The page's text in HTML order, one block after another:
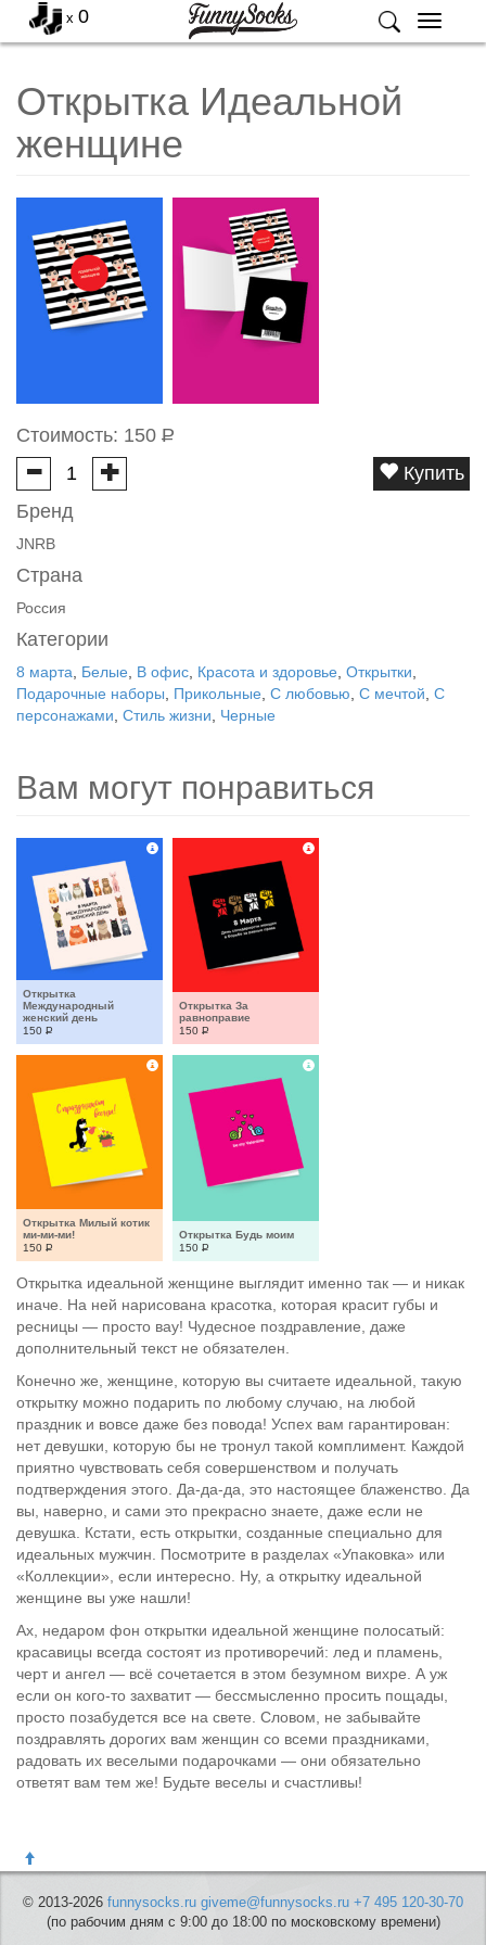
Меню
x 0
Открытка Идеальной
женщине
Стоимость: 150 Р
Купить
Бренд
JNRB
Страна
Россия
Категории
8 марта Белые В офис Красота и здоровье Открытки
Подарочные наборы
Прикольные С любовью С мечтой С
персонажами Стиль жизни Черные
Вам могут понравиться
Открытка
Международный
женский день
150 Р
Открытка За
равноправие
150 Р
Открытка Милый котик
ми-ми-ми!
150 Р
Открытка Будь моим
150 Р
Открытка идеальной женщине выглядит именно так — и никак
иначе. На ней нарисована красотка, которая красит губы и
ресницы — просто вау! Чудесное поздравление, даже
дополнительный текст не обязателен.
Конечно же, женщине, которую вы считаете идеальной, такую
открытку можно подарить по любому случаю, на любой
праздник и вовсе даже без повода! Успех вам гарантирован:
нет девушки, которую бы не тронул такой комплимент. Каждой
приятно чувствовать себя совершенством и получать
подтверждения этого. Да-да-да, это настоящее блаженство. Да
вы, наверно, и сами это прекрасно знаете, даже если не
девушка. Кстати, есть открытки, созданные специально для
идеальных мужчин. Посмотрите в разделах «Упаковка» или
«Коллекции», если интересно. Ну, а открытку идеальной
женщине вы уже нашли!
Ах, недаром фон открытки идеальной женщине полосатый:
красавицы всегда состоят из противоречий: лед и пламень,
черт и ангел — всё сочетается в этом безумном вихре. А уж
если он кого-то захватит — бессмысленно просить пощады,
просто позабудется все на свете. Словом, не забывайте
поздравлять дорогих вам женщин со всеми праздниками,
радовать их веселыми подарочками — они обязательно
ответят вам тем же! Будьте веселы и счастливы!
© 2013-2026 funnysocks.ru giveme@funnysocks.ru +7 495 120-30-70
(по рабочим дням с 9:00 до 18:00 по московскому времени)